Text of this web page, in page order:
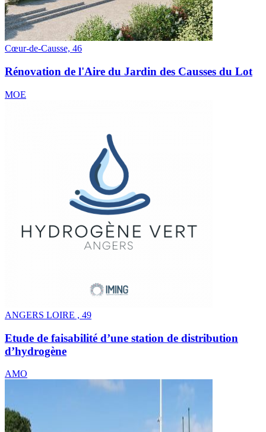
Cœur-de-Causse, 46
Rénovation de l'Aire du Jardin des Causses du Lot
MOE
ANGERS LOIRE , 49
Etude de faisabilité d’une station de distribution
d’hydrogène
AMO